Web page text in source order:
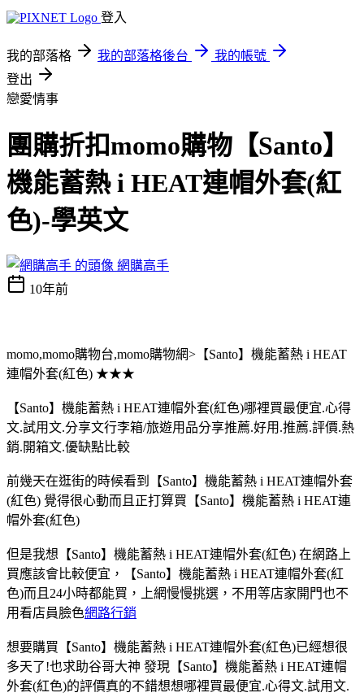
登入
我的部落格 我的部落格後台
我的帳號
登出
戀愛情事
團購折扣momo購物【Santo】
機能蓄熱 i HEAT連帽外套(紅
色)-學英文
網購高手
10年前
momo,momo購物台,momo購物網>【Santo】機能蓄熱 i HEAT
連帽外套(紅色) ★★★
【Santo】機能蓄熱 i HEAT連帽外套(紅色)哪裡買最便宜.心得
文.試用文.分享文行李箱/旅遊用品分享推薦.好用.推薦.評價.熱
銷.開箱文.優缺點比較
前幾天在逛街的時候看到【Santo】機能蓄熱 i HEAT連帽外套
(紅色) 覺得很心動而且正打算買【Santo】機能蓄熱 i HEAT連
帽外套(紅色)
但是我想【Santo】機能蓄熱 i HEAT連帽外套(紅色) 在網路上
買應該會比較便宜，【Santo】機能蓄熱 i HEAT連帽外套(紅
色)而且24小時都能買，上網慢慢挑選，不用等店家開門也不
用看店員臉色網路行銷
想要購買【Santo】機能蓄熱 i HEAT連帽外套(紅色)已經想很
多天了!也求助谷哥大神 發現【Santo】機能蓄熱 i HEAT連帽
外套(紅色)的評價真的不錯想想哪裡買最便宜.心得文.試用文.